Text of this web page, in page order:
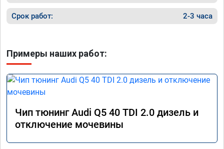
Срок работ: 2-3 часа
Примеры наших работ:
Чип тюнинг Audi Q5 40 TDI 2.0 дизель и
отключение мочевины